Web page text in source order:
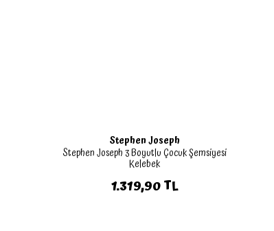
Stephen Joseph
Stephen Joseph 3 Boyutlu Çocuk Şemsiyesi
Kelebek
1.319,90 TL